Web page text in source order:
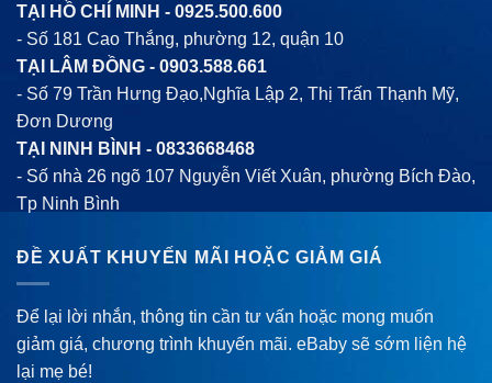
TẠI HỒ CHÍ MINH - 0925.500.600
- Số 181 Cao Thắng, phường 12, quận 10
TẠI LÂM ĐỒNG - 0903.588.661
- Số 79 Trần Hưng Đạo,Nghĩa Lập 2, Thị Trấn Thạnh Mỹ,
Đơn Dương
TẠI NINH BÌNH - 0833668468
- Số nhà 26 ngõ 107 Nguyễn Viết Xuân, phường Bích Đào,
Tp Ninh Bình
ĐỀ XUẤT KHUYẾN MÃI HOẶC GIẢM GIÁ
Để lại lời nhắn, thông tin cần tư vấn hoặc mong muốn
giảm giá, chương trình khuyến mãi. eBaby sẽ sớm liện hệ
lại mẹ bé!